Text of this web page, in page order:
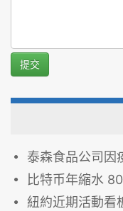
提交
泰森食品公司因
比特币年縮水
紐約近期活動看